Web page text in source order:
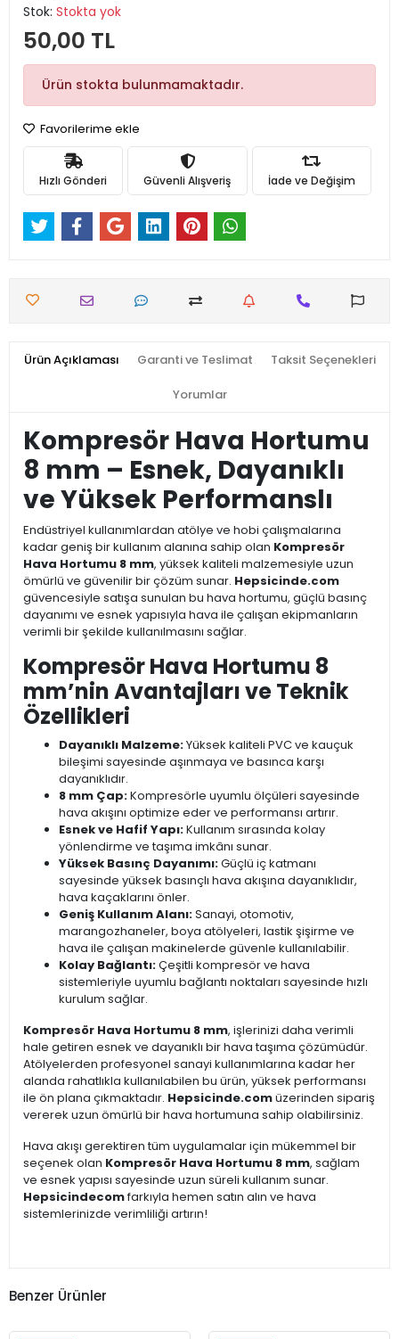
Stok: Stokta yok
50,00 TL
Ürün stokta bulunmamaktadır.
Favorilerime ekle
Hızlı Gönderi Güvenli Alışveriş İade ve Değişim
Ürün Açıklaması Garanti ve Teslimat Taksit Seçenekleri
Yorumlar
Kompresör Hava Hortumu
8 mm – Esnek, Dayanıklı
ve Yüksek Performanslı
Endüstriyel kullanımlardan atölye ve hobi çalışmalarına
kadar geniş bir kullanım alanına sahip olan Kompresör
Hava Hortumu 8 mm, yüksek kaliteli malzemesiyle uzun
ömürlü ve güvenilir bir çözüm sunar. Hepsicinde.com
güvencesiyle satışa sunulan bu hava hortumu, güçlü basınç
dayanımı ve esnek yapısıyla hava ile çalışan ekipmanların
verimli bir şekilde kullanılmasını sağlar.
Kompresör Hava Hortumu 8
mm’nin Avantajları ve Teknik
Özellikleri
Dayanıklı Malzeme:Yüksek kaliteli PVC ve kauçuk
bileşimi sayesinde aşınmaya ve basınca karşı
dayanıklıdır.
8 mm Çap:Kompresörle uyumlu ölçüleri sayesinde
hava akışını optimize eder ve performansı artırır.
Esnek ve Hafif Yapı:Kullanım sırasında kolay
yönlendirme ve taşıma imkânı sunar.
Yüksek Basınç Dayanımı:Güçlü iç katmanı
sayesinde yüksek basınçlı hava akışına dayanıklıdır,
hava kaçaklarını önler.
Geniş Kullanım Alanı:Sanayi, otomotiv,
marangozhaneler, boya atölyeleri, lastik şişirme ve
hava ile çalışan makinelerde güvenle kullanılabilir.
Kolay Bağlantı:Çeşitli kompresör ve hava
sistemleriyle uyumlu bağlantı noktaları sayesinde hızlı
kurulum sağlar.
Kompresör Hava Hortumu 8 mm, işlerinizi daha verimli
hale getiren esnek ve dayanıklı bir hava taşıma çözümüdür.
Atölyelerden profesyonel sanayi kullanımlarına kadar her
alanda rahatlıkla kullanılabilen bu ürün, yüksek performansı
ile ön plana çıkmaktadır. Hepsicinde.comüzerinden sipariş
vererek uzun ömürlü bir hava hortumuna sahip olabilirsiniz.
Hava akışı gerektiren tüm uygulamalar için mükemmel bir
seçenek olan Kompresör Hava Hortumu 8 mm, sağlam
ve esnek yapısı sayesinde uzun süreli kullanım sunar.
Hepsicindecomfarkıyla hemen satın alın ve hava
sistemlerinizde verimliliği artırın!
Benzer Ürünler